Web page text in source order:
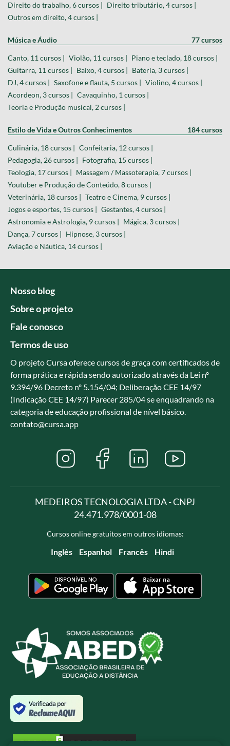
Direito do trabalho, 6 cursos |
Direito tributário, 4 cursos |
Outros em direito, 4 cursos |
Música e Áudio 77 cursos
Canto, 11 cursos | Violão, 11 cursos |
Piano e teclado, 18 cursos |
Guitarra, 11 cursos |
Baixo, 4 cursos |
Bateria, 3 cursos |
DJ, 4 cursos |
Saxofone e flauta, 5 cursos |
Violino, 4 cursos |
Acordeon, 3 cursos |
Cavaquinho, 1 cursos |
Teoria e Produção musical, 2 cursos |
Estilo de Vida e Outros Conhecimentos 184 cursos
Culinária, 18 cursos |
Confeitaria, 12 cursos |
Pedagogia, 26 cursos |
Fotografia, 15 cursos |
Teologia, 17 cursos |
Massagem / Massoterapia, 7 cursos |
Youtuber e Produção de Conteúdo, 8 cursos |
Veterinária, 18 cursos |
Teatro e Cinema, 9 cursos |
Jogos e esportes, 15 cursos |
Gestantes, 4 cursos |
Astronomia e Astrologia, 9 cursos |
Mágica, 3 cursos |
Dança, 7 cursos |
Hipnose, 3 cursos |
Aviação e Náutica, 14 cursos |
Nosso blog
Sobre o projeto
Fale conosco
Termos de uso
O projeto Cursa oferece cursos de graça com certificados de
forma prática e rápida sendo autorizado através da Lei nº
9.394/96 Decreto nº 5.154/04; Deliberação CEE 14/97
(Indicação CEE 14/97) Parecer 285/04 se enquadrando na
categoria de educação profissional de nível básico.
contato@cursa.app
MEDEIROS TECNOLOGIA LTDA - CNPJ
24.471.978/0001-08
Cursos online gratuitos em outros idiomas:
Inglês Espanhol Francês Hindi